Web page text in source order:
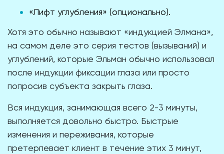
«Лифт углубления» (опционально).
Хотя это обычно называют «индукцией Элмана»,
на самом деле это серия тестов (вызываний) и
углублений, которые Эльман обычно использовал
после индукции фиксации глаза или просто
попросив субъекта закрыть глаза.
Вся индукция, занимающая всего 2-3 минуты,
выполняется довольно быстро. Быстрые
изменения и переживания, которые
претерпевает клиент в течение этих 3 минут,